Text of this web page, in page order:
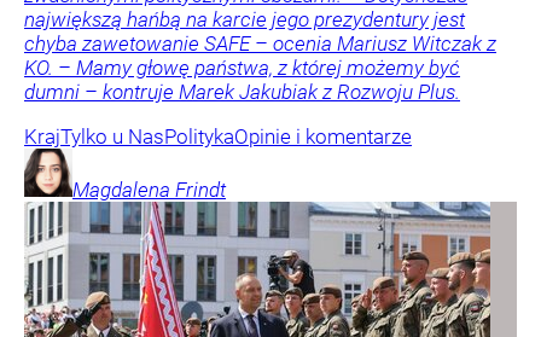
największą hańbą na karcie jego prezydentury jest
chyba zawetowanie SAFE – ocenia Mariusz Witczak z
KO. – Mamy głowę państwa, z której możemy być
dumni – kontruje Marek Jakubiak z Rozwoju Plus.
KrajTylko u NasPolitykaOpinie i komentarze
Magdalena Frindt